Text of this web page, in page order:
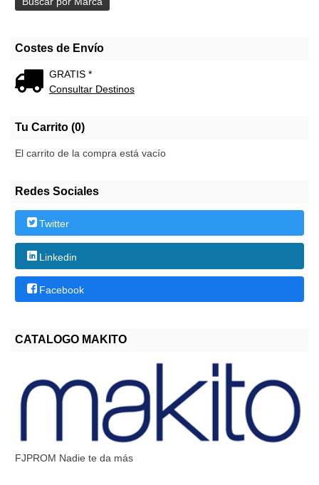
Costes de Envío
GRATIS *
Consultar Destinos
Tu Carrito (0)
El carrito de la compra está vacío
Redes Sociales
Twitter
Linkedin
Facebook
CATALOGO MAKITO
FJPROM Nadie te da más